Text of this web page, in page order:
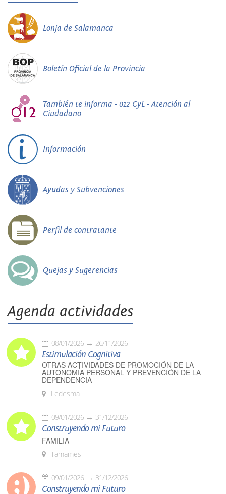
Lonja de Salamanca
Boletín Oficial de la Provincia
También te informa - 012 CyL - Atención al
Ciudadano
Información
Ayudas y Subvenciones
Perfil de contratante
Quejas y Sugerencias
Agenda actividades
08/01/2026 26/11/2026
Estimulación Cognitiva
OTRAS ACTIVIDADES DE PROMOCIÓN DE LA
AUTONOMÍA PERSONAL Y PREVENCIÓN DE LA
DEPENDENCIA
Ledesma
09/01/2026 31/12/2026
Construyendo mi Futuro
FAMILIA
Tamames
09/01/2026 31/12/2026
Construyendo mi Futuro